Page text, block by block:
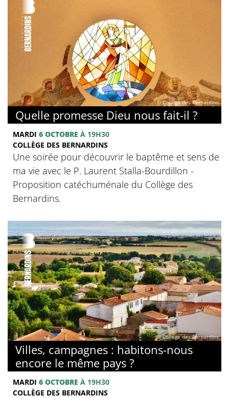
© Collège des Bernardins
Quelle promesse Dieu nous fait-il ?
MARDI 6 OCTOBRE À 19H30
COLLÈGE DES BERNARDINS
Une soirée pour découvrir le baptême et sens de
ma vie avec le P. Laurent Stalla-Bourdillon -
Proposition catéchuménale du Collège des
Bernardins.
© Collège des Bernardins
Villes, campagnes : habitons-nous
encore le même pays ?
MARDI 6 OCTOBRE À 19H30
COLLÈGE DES BERNARDINS